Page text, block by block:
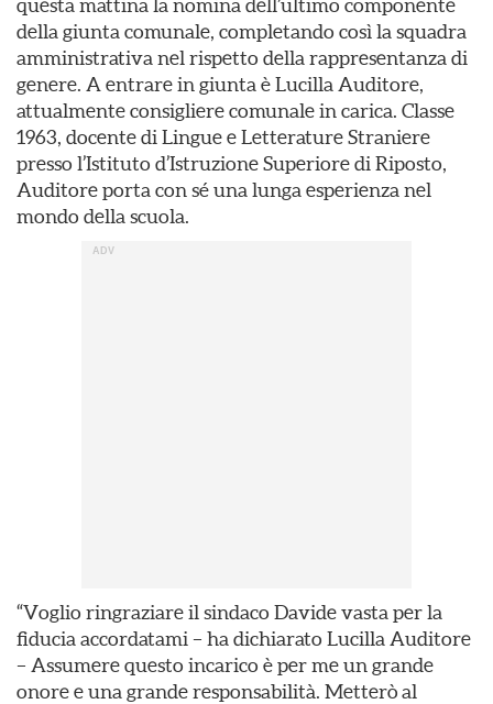
questa mattina la nomina dell’ultimo componente
della giunta comunale, completando così la squadra
amministrativa nel rispetto della rappresentanza di
genere. A entrare in giunta è Lucilla Auditore,
attualmente consigliere comunale in carica. Classe
1963, docente di Lingue e Letterature Straniere
presso l’Istituto d’Istruzione Superiore di Riposto,
Auditore porta con sé una lunga esperienza nel
mondo della scuola.
“Voglio ringraziare il sindaco Davide vasta per la
fiducia accordatami – ha dichiarato Lucilla Auditore
– Assumere questo incarico è per me un grande
onore e una grande responsabilità. Metterò al